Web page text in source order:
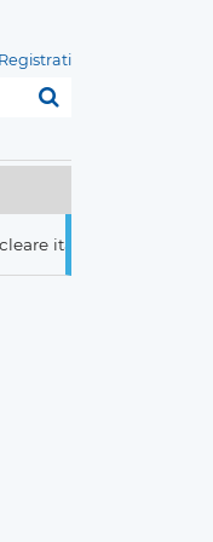
Registrati
pronti a tutto per